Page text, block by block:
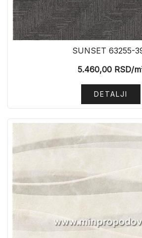
SUNSET 63255-
5.460,00RSD/
DETALJI